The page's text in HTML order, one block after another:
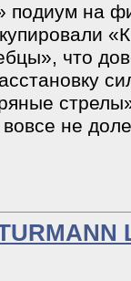
подиум на
что
не